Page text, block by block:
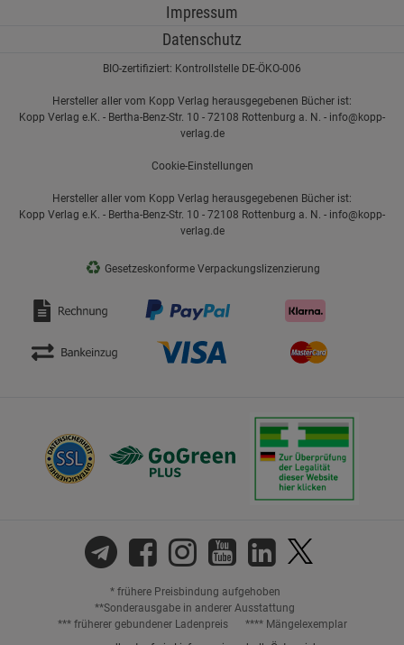
Impressum
Datenschutz
BIO-zertifiziert: Kontrollstelle DE-ÖKO-006
Hersteller aller vom Kopp Verlag herausgegebenen Bücher ist:
Kopp Verlag e.K. - Bertha-Benz-Str. 10 - 72108 Rottenburg a. N. - info@kopp-
verlag.de
Cookie-Einstellungen
Hersteller aller vom Kopp Verlag herausgegebenen Bücher ist:
Kopp Verlag e.K. - Bertha-Benz-Str. 10 - 72108 Rottenburg a. N. - info@kopp-
verlag.de
♻ Gesetzeskonforme Verpackungslizenzierung
* frühere Preisbindung aufgehoben
**Sonderausgabe in anderer Ausstattung
*** früherer gebundener Ladenpreis
**** Mängelexemplar